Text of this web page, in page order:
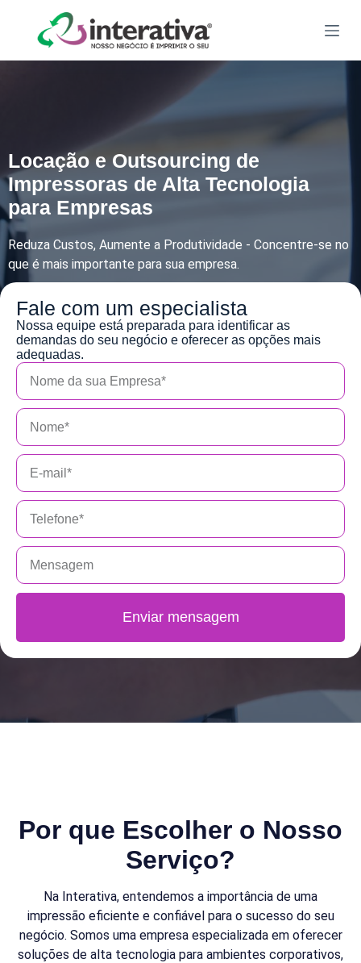
Locação e Outsourcing de
Impressoras de Alta Tecnologia
para Empresas
Reduza Custos, Aumente a Produtividade - Concentre-se no
que é mais importante para sua empresa.
Fale com um especialista
Nossa equipe está preparada para identificar as
demandas do seu negócio e oferecer as opções mais
adequadas.
Enviar mensagem
Por que Escolher o Nosso
Serviço?
Na Interativa, entendemos a importância de uma
impressão eficiente e confiável para o sucesso do seu
negócio. Somos uma empresa especializada em oferecer
soluções de alta tecnologia para ambientes corporativos,